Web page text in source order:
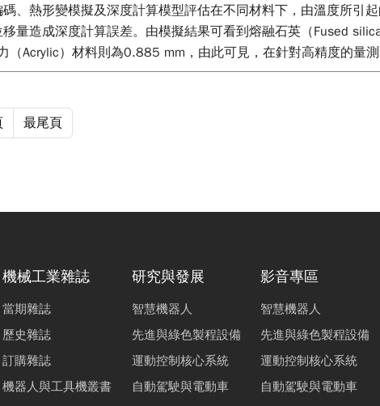
、熱形變模擬及深度計算模型評估在不同材料下，由溫度所引
量造成深度計算誤差。由模擬結果可看到熔融石英（Fused
（Acrylic）材料則為0.885 mm，由此可見，在針對高精度的量
最尾頁
機械工業雜誌
當期雜誌
歷史雜誌
訂購雜誌
機器人與工具機叢書
研究與發展
智慧機器人
先進與綠色製程設備
運動控制核心系統
自動駕駛與電動車
影音專區
智慧機器人
先進與綠色製程設備
運動控制核心系統
自動駕駛與電動車